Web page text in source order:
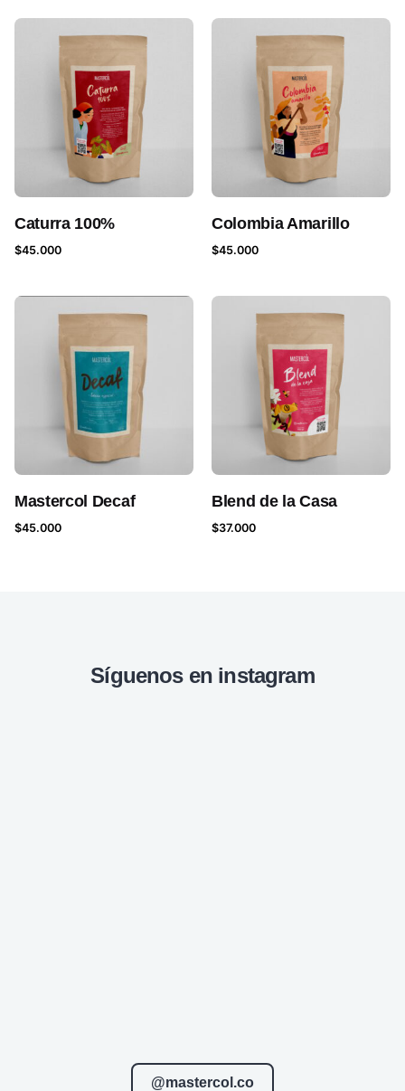
Caturra 100%
$45.000
Colombia Amarillo
$45.000
Mastercol Decaf
$45.000
Blend de la Casa
$37.000
Síguenos en instagram
@mastercol.co